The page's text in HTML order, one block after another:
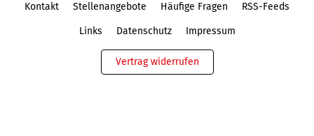
Kontakt Stellenangebote Häufige Fragen RSS-Feeds
Links Datenschutz Impressum
Vertrag widerrufen